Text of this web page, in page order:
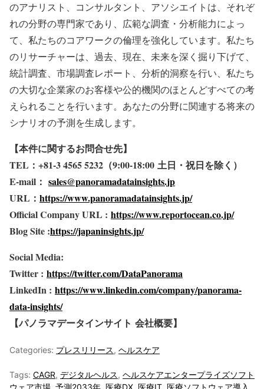
のアナリスト、コンサルタント、アソシエイトは、それぞ
れの分野の専門家であり、広範な調査・分析能力によっ
て、私たちのコアワークの倫理を強化しています。私たち
のリサーチャーは、過去、現在、未来を深く掘り下げて、
統計調査、市場調査レポート、分析的洞察を行い、私たち
の大切な企業家のお客様や公的機関のほとんどすべての考
えられることを行います。あなたの分野に関連する将来の
シナリオの予測を生成します。
【本件に関するお問合せ先】
TEL ：+81-3 4565 5232 （9:00-18:00 土日・祝日を除く）
E-mail ： sales@panoramadatainsights.jp
URL ： https://www.panoramadatainsights.jp/
Official Company URL : https://www.reportocean.co.jp/
Blog Site :https://japaninsights.jp/
Social Media:
Twitter : https://twitter.com/DataPanorama
LinkedIn : https://www.linkedin.com/company/panorama-
data-insights/
【パノラマデータインサイト 会社概要】
Categories: プレスリリース, ヘルスケア
Tags: CAGR, デジタルヘルス, ヘルスケアエンタープライズソフト
ウェア市場 予測2033年 医療DX 医療IT 医療ソフトウェア導入